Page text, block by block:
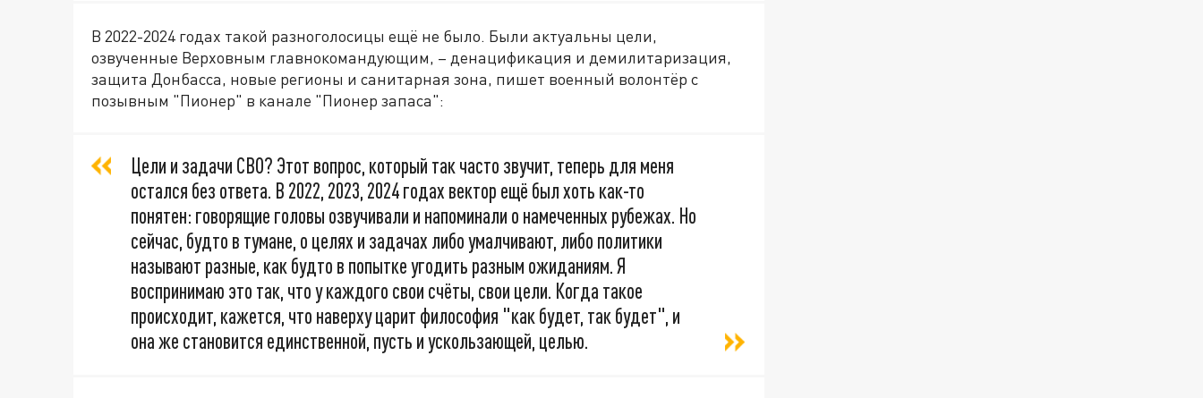
В 2022-2024 годах такой разноголосицы ещё не было. Были актуальны цели,
озвученные Верховным главнокомандующим, – денацификация и демилитаризация,
защита Донбасса, новые регионы и санитарная зона, пишет военный волонтёр с
позывным "Пионер" в канале "Пионер запаса":
Цели и задачи СВО? Этот вопрос, который так часто звучит, теперь для меня
остался без ответа. В 2022, 2023, 2024 годах вектор ещё был хоть как-то
понятен: говорящие головы озвучивали и напоминали о намеченных рубежах. Но
сейчас, будто в тумане, о целях и задачах либо умалчивают, либо политики
называют разные, как будто в попытке угодить разным ожиданиям. Я
воспринимаю это так, что у каждого свои счёты, свои цели. Когда такое
происходит, кажется, что наверху царит философия "как будет, так будет", и
она же становится единственной, пусть и ускользающей, целью.